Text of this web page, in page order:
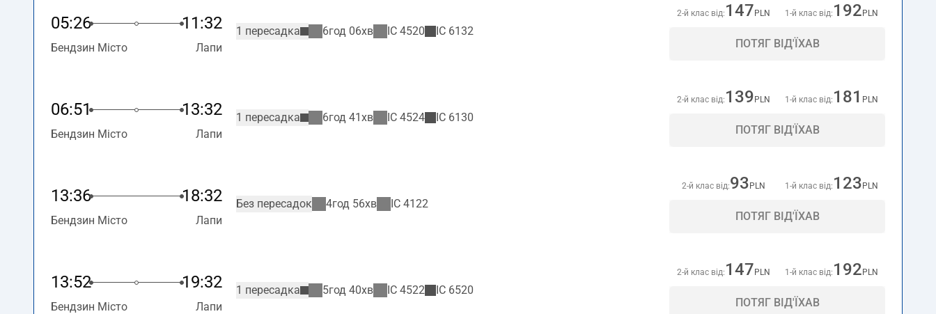
05:26 11:32
Бендзин Місто Лапи
1 пересадка 6год 06хв IC 4520 IC 6132
2-й клас від: 147 PLN 1-й клас від: 192 PLN
ПОТЯГ ВІД'ЇХАВ
06:51 13:32
Бендзин Місто Лапи
1 пересадка 6год 41хв IC 4524 IC 6130
2-й клас від: 139 PLN 1-й клас від: 181 PLN
ПОТЯГ ВІД'ЇХАВ
13:36 18:32
Бендзин Місто Лапи
Без пересадок 4год 56хв IC 4122
2-й клас від:93 PLN 1-й клас від: 123 PLN
ПОТЯГ ВІД'ЇХАВ
13:52 19:32
Бендзин Місто Лапи
1 пересадка 5год 40хв IC 4522 IC 6520
2-й клас від: 147 PLN 1-й клас від: 192 PLN
ПОТЯГ ВІД'ЇХАВ